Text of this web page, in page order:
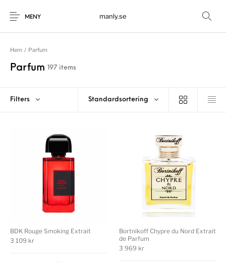
MENY manly.se
Hem / Parfum
Parfum 197 items
Filters Standardsortering
BDK Rouge Smoking Extrait
3 109 kr
Bortnikoff Chypre du Nord Extrait
de Parfum
3 969 kr